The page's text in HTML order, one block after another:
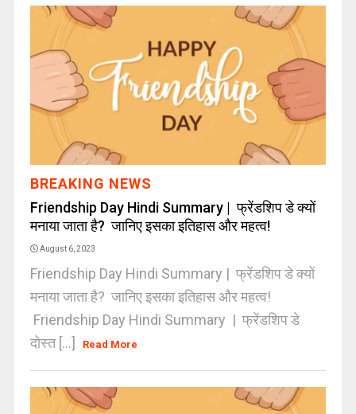
BREAKING NEWS
Friendship Day Hindi Summary | फ्रेंडशिप डे क्यों
मनाया जाता है? जानिए इसका इतिहास और महत्व!
August 6, 2023
Friendship Day Hindi Summary | फ्रेंडशिप डे क्यों
मनाया जाता है? जानिए इसका इतिहास और महत्व!
Friendship Day Hindi Summary | फ्रेंडशिप डे
दोस्त [...]
Read More